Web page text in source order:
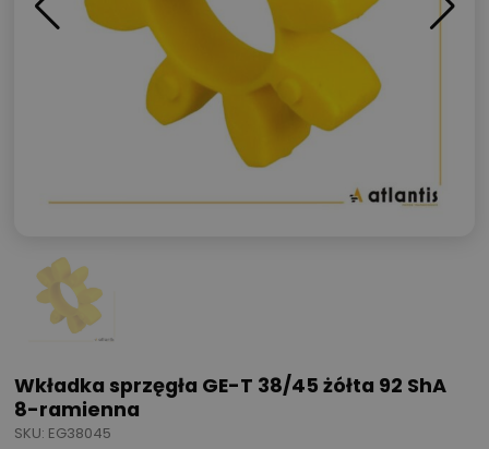
Wkładka sprzęgła GE-T 38/45 żółta 92 ShA
8-ramienna
SKU: EG38045